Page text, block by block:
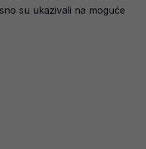
su ukazivali na moguće